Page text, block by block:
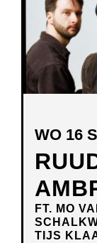
FT. MO
TIJS
WO 16